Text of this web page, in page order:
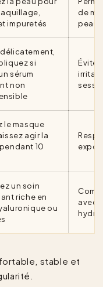
impuretés
de
peau
si
sérum
non
Éviter
le masque
agir la
10
un soin
riche en
ou
avec
stable et